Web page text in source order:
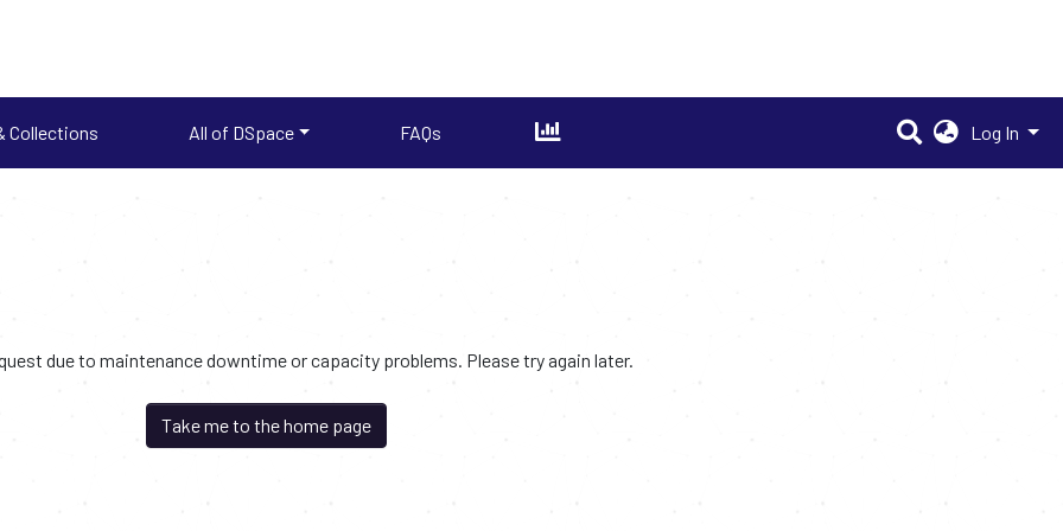
Collections All of DSpace FAQs Log In
due to maintenance downtime or capacity problems. Please try again later.
Take me to the home page